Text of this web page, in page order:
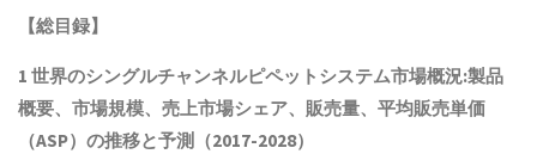
【総目録】
1 世界のシングルチャンネルピペットシステム市場概況:製品
概要、市場規模、売上市場シェア、販売量、平均販売単価
（ASP）の推移と予測 （2017-2028）